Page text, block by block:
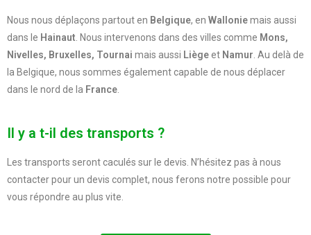
Nous nous déplaçons partout en Belgique, en Walloniemais aussi
dans le Hainaut . Nous intervenons dans des villes comme Mons,
Nivelles, Bruxelles, Tournai mais aussi Liègeet Namur . Au delà de
la Belgique, nous sommes également capable de nous déplacer
dans le nord de la France
Il y a t-il des transports ?
Les transports seront caculés sur le devis. N’hésitez pas à nous
contacter pour un devis complet, nous ferons notre possible pour
vous répondre au plus vite.